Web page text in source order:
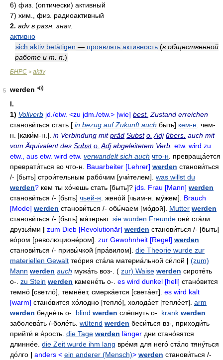
6) физ. (оптически) активный
7) хим., физ. радиоактивный
2. adv в разн. знач.
активно
sich aktiv betätigen — проявлять активность (в общественной
работе и т. п. )
БНРС > aktiv
5
werden
I.
1) Vollverb jd./etw. <zu jdm./etw.> [wie] best. Zustand erreichen
станови́ться стать [ in bezug auf Zukunft auch быть] кем-н . чем-
н. [каки́м-н.]. in Verbindung mitpräd Subst o. Adj übers. auch mit
vom Äquivalent des Subst o. Adjabgeleitetem Verb. etw. wird zu
etw., aus etw. wird etw. verwandelt sich auch что-н
превраща́ется
преврати́ться во что-н
Bauarbeiter [Lehrer] werden станови́ться
/- [быть] строи́тельным рабо́чим [учи́телем]. was willst du
werden? кем ты хо́чешь стать [быть]? jds. Frau [Mann] werden
станови́ться /- [быть] чьей-н жено́й [чьим-н. му́жем]. Brauch
[Mode] werden станови́ться /- обы́чаем [мо́дой]. Mutter werden
станови́ться /- [быть] ма́терью sie wurden Freunde они́ ста́ли
друзья́ми | zum Dieb [Revolutionär] werden станови́ться /- [быть]
во́ром [революционе́ром]. zur Gewohnheit [Regel] werden
станови́ться /- привы́чкой [пра́вилом]. die Theorie wurde zur
materiellen Gewalt тео́рия ста́ла материа́льной си́лой | (zum)
Mann werden auch мужа́ть воз-. ( zur) Waise werden сироте́ть
о-. zu Stein werden камене́ть о-. es wird dunkel [hell] стано́вится
темно́ [светло́], темне́ет, смерка́ется [света́ет]. es wird kalt
[warm] стано́вится хо́лодно [тепло́], холода́ет[тепле́ет]. arm
werden бедне́ть о-. blind werden сле́пнуть о-. krank werden
заболева́ть /-боле́ть wütend werden беси́ться вз-, приходи́ть
прийти́ в я́рость. die Tage werden länger дни стано́вятся
длинне́е die Zeit wurde ihm lang вре́мя для него́ ста́ло тяну́ться
до́лго | anders < ein anderer (Mensch)> werden станови́ться /-